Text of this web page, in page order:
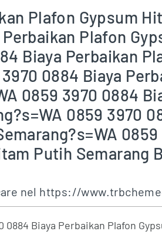
Plafon Gypsum
Plafon
Biaya Perbaikan
0884 Biaya
0859 3970 0884
0859 3970
Putih Semarang
nel https://